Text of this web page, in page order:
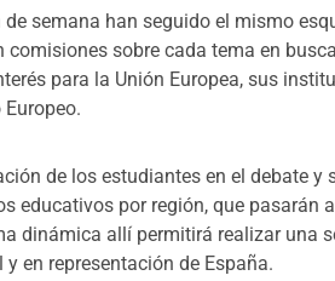
semana han seguido el mismo
sobre cada tema en
para la Unión Europea, sus
de los estudiantes en el debate y
educativos por región, que pasarán
dinámica allí permitirá realizar una
en representación de España.